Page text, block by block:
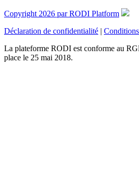
Copyright 2026 par RODI Platform
Déclaration de confidentialité |
La plateforme RODI est conforme au
place le 25 mai 2018.